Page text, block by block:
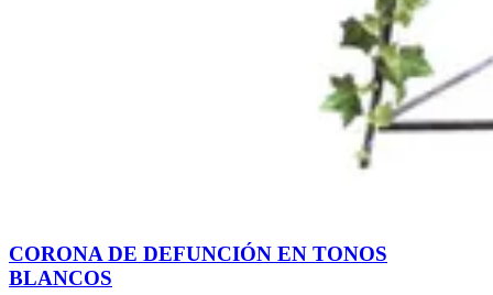
CORONA DE DEFUNCIÓN EN TONOS
BLANCOS